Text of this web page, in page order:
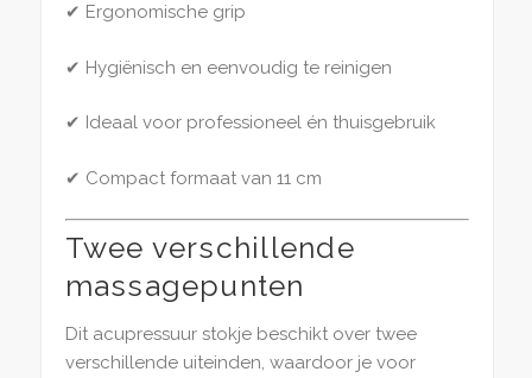
✔ Ergonomische grip
✔ Hygiënisch en eenvoudig te reinigen
✔ Ideaal voor professioneel én thuisgebruik
✔ Compact formaat van 11 cm
Twee verschillende
massagepunten
Dit acupressuur stokje beschikt over twee
verschillende uiteinden, waardoor je voor